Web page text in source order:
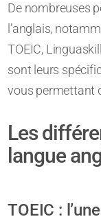
De nombreuses
l’anglais,
TOEIC,
sont leurs
vous permettant
Les
langue
TOEIC :